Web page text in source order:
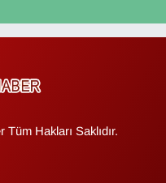
Hakları Saklıdır.